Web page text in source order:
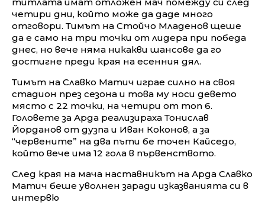
четири дни, който може да даде много
отговори. Тимът на Стойчо Младенов щеше
да е само на три точки от лидера при победа
днес, но вече няма никакви шансове да го
достигне преди края на есенния дял.
Тимът на Славко Матич играе силно на своя
стадион през сезона и това му носи девето
място с 22 точки, на четири от топ 6.
Головете за Арда реализираха Тонислав
Йорданов от дузпа и Иван Коконов, а за
“червените” на два пъти бе точен Кайседо,
който вече има 12 гола в първенството.
След края на мача наставникът на Арда Славко
Матич беше уволнен заради изказванията си в
интервю